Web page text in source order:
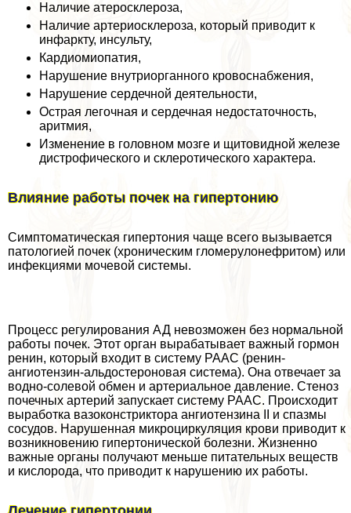
Наличие атеросклероза,
Наличие артериосклероза, который приводит к
инфаркту, инсульту,
Кардиомиопатия,
Нарушение внутриорганного кровоснабжения,
Нарушение сердечной деятельности,
Острая легочная и сердечная недостаточность,
аритмия,
Изменение в головном мозге и щитовидной железе
дистрофического и склеротического хаpaктера.
Влияние работы почек на гипертонию
Симптоматическая гипертония чаще всего вызывается
патологией почек (хроническим гломерулонефритом) или
инфекциями мочевой системы.
Процесс регулирования АД невозможен без нормальной
работы почек. Этот орган выpaбатывает важный гормон
ренин, который входит в систему РААС (ренин-
ангиотензин-альдостероновая система). Она отвечает за
водно-солевой обмен и артериальное давление. Стеноз
почечных артерий запускает систему РААС. Происходит
выработка вазоконстриктора ангиотензина II и спазмы
сосудов. Нарушенная микроциркуляция крови приводит к
возникновению гипертонической болезни. Жизненно
важные органы получают меньше питательных веществ
и кислорода, что приводит к нарушению их работы.